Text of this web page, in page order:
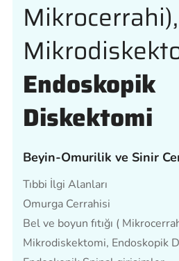
Mikrocerrahi),
Endoskopik
Diskektomi
Beyin-Omurilik ve Sinir
Tıbbi İlgi Alanları
Omurga Cerrahisi
Bel ve boyun fıtığı (
Mikrodiskektomi, Endoskopik